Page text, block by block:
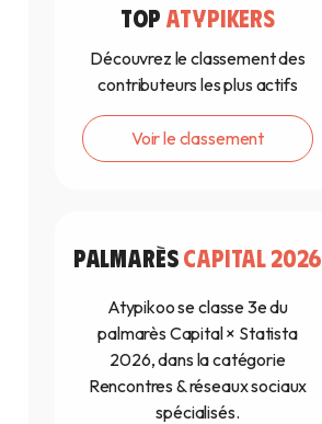
TOP ATYPIKERS
Découvrez le classement des
contributeurs les plus actifs
Voir le classement
PALMARÈSCAPITAL 2026
Atypikoo se classe 3e du
palmarès Capital × Statista
2026, dans la catégorie
Rencontres & réseaux sociaux
spécialisés.